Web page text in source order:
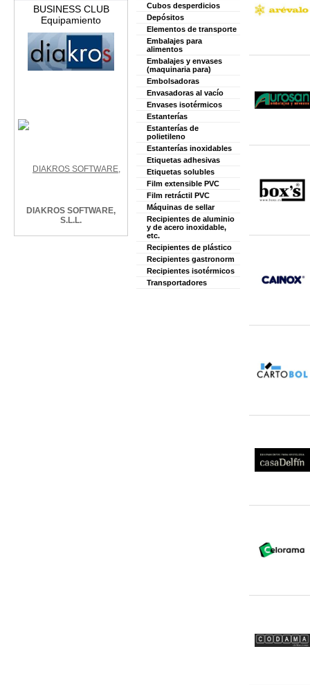
BUSINESS CLUB
Equipamiento
DIAKROS SOFTWARE,
S.L.L.
Cubos desperdicios
Depósitos
Elementos de transporte
Embalajes para
alimentos
Embalajes y envases
(maquinaria para)
Embolsadoras
Envasadoras al vacío
Envases isotérmicos
Estanterías
Estanterías de
polietileno
Estanterías inoxidables
Etiquetas adhesivas
Etiquetas solubles
Film extensible PVC
Film retráctil PVC
Máquinas de sellar
Recipientes de aluminio
y de acero inoxidable,
etc.
Recipientes de plástico
Recipientes gastronorm
Recipientes isotérmicos
Transportadores